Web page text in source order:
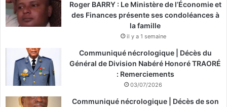
Roger BARRY : Le Ministère de l’Économie et
des Finances présente ses condoléances à
la famille
il y a 1 semaine
Communiqué nécrologique | Décès du
Général de Division Nabéré Honoré TRAORÉ
: Remerciements
03/07/2026
Communiqué nécrologique | Décès de son